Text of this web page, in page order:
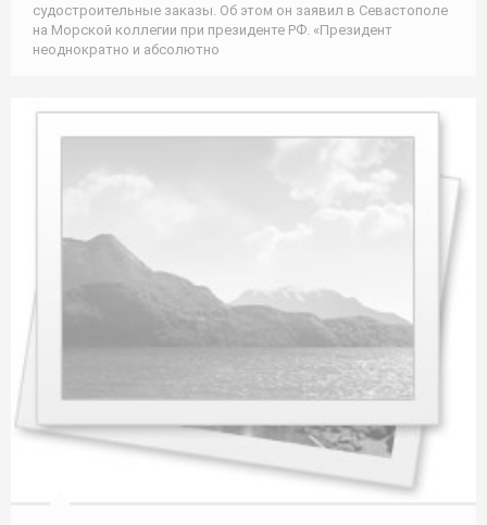
судостроительные заказы. Об этом он заявил в Севастополе
на Морской коллегии при президенте РФ. «Президент
неоднократно и абсолютно